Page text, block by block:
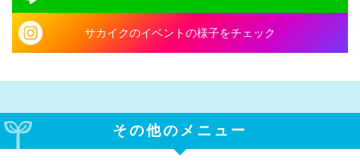
サカイクのイベントの様子をチェック
その他のメニュー